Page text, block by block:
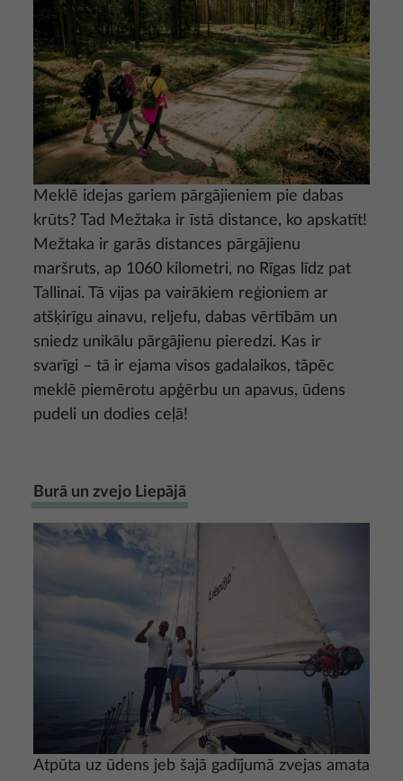
Meklē idejas gariem pārgājieniem pie dabas
krūts? Tad Mežtaka ir īstā distance, ko apskatīt!
Mežtaka ir garās distances pārgājienu
maršruts, ap 1060 kilometri, no Rīgas līdz pat
Tallinai. Tā vijas pa vairākiem reģioniem ar
atšķirīgu ainavu, reljefu, dabas vērtībām un
sniedz unikālu pārgājienu pieredzi. Kas ir
svarīgi – tā ir ejama visos gadalaikos, tāpēc
meklē piemērotu apģērbu un apavus, ūdens
pudeli un dodies ceļā!
Burā un zvejo Liepājā
Attēls
Atpūta uz ūdens jeb šajā gadījumā zvejas amata